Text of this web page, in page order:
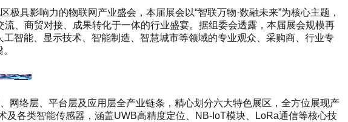
具影响力的物联网产业盛会，本届展会以“智联万物·数融未来”为核心主题，
、商贸对接、成果转化于一体的行业盛宴。据组委会透露，本届展会规模再
智能、显示技术、智能制造、智慧城市等领域的专业观众、采购商、行业专
网络层、平台层及应用层全产业链条，精心划分六大特色展区，全方位展现产
各类智能传感器，涵盖UWB高精度定位、NB-IoT模块、LoRa通信等核心技